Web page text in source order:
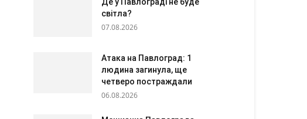
світла?
07.08.2026
Атака на Павлоград: 1
людина загинула, ще
четверо постраждали
06.08.2026